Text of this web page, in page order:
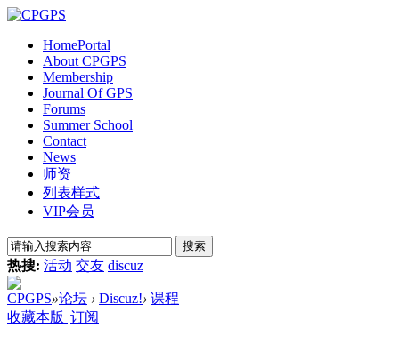
HomePortal
About CPGPS
Membership
Journal Of GPS
Forums
Summer School
Contact
News
师资
列表样式
VIP会员
搜索
热搜: 活动 交友 discuz
CPGPS»论坛 › Discuz!› 课程
收藏本版 |订阅